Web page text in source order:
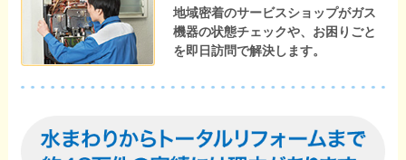
地域密着のサービスショップがガス
機器の状態チェックや、お困りごと
を即日訪問で解決します。